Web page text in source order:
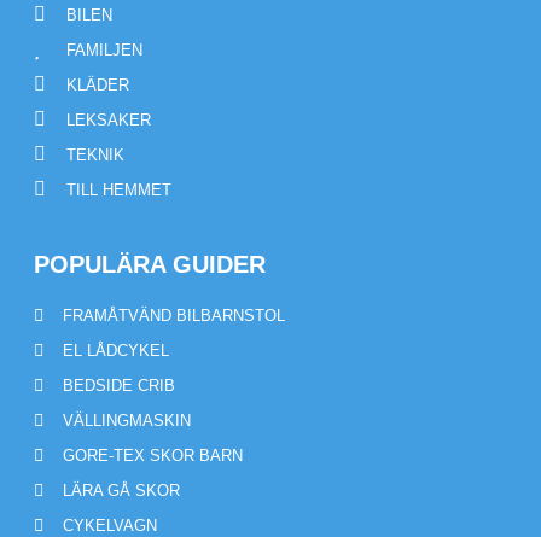
BILEN
FAMILJEN
KLÄDER
LEKSAKER
TEKNIK
TILL HEMMET
POPULÄRA GUIDER
FRAMÅTVÄND BILBARNSTOL
EL LÅDCYKEL
BEDSIDE CRIB
VÄLLINGMASKIN
GORE-TEX SKOR BARN
LÄRA GÅ SKOR
CYKELVAGN